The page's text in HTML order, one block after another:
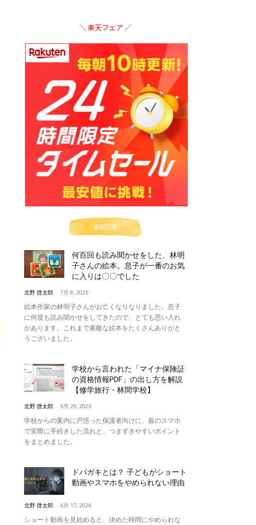
＼ 楽天フェア ／
最新記事
何百回も読み聞かせをした、林明
子さんの絵本。息子が一番のお気
に入りは〇〇でした
北野 啓太郎 - 7月 8, 2026
絵本作家の林明子さんがお亡くなりなりました。息子
に何度も読み聞かせをしてきたので、とても思い入れ
があります。これまで素敵な絵本をたくさんありがと
うございました。
学校から言われた「マイナ保険証
の資格情報PDF」の出し方を解説
【修学旅行・林間学校】
北野 啓太郎 - 6月 29, 2026
学校からの案内に戸惑った保護者向けに、親のスマホ
で実際に手続きした流れと、つまずきやすいポイント
をまとめました。
ドパガキとは？ 子どもがショート
動画やスマホをやめられない理由
北野 啓太郎 - 6月 17, 2026
ショート動画を見始めると、決めた時間にやめられな